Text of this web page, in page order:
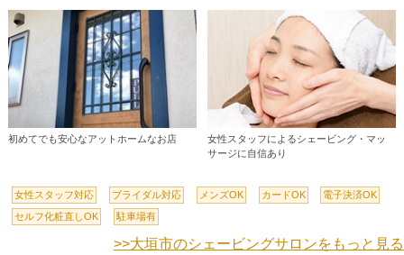
初めてでも安心なアットホームなお店
女性スタッフによるシェービング・マッ
サージに自信あり
女性スタッフ対応 ブライダル対応 メンズOK カードOK 電子決済OK
セルフ化粧直しOK 駐車場有
>>大垣市のシェービングサロンをもっと見る